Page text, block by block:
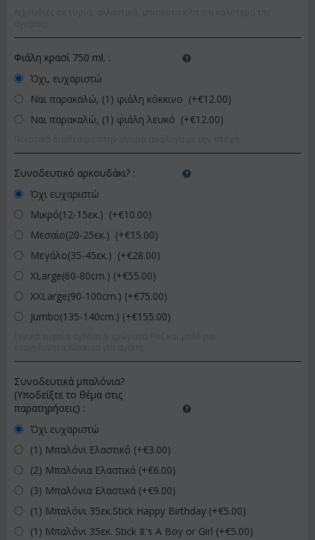
Φιάλη κρασί 750 ml. :
Όχι, ευχαριστώ
Ναι παρακαλώ, (1) φιάλη κόκκινο (+€12.00)
Ναι παρακαλώ, (1) φιάλη λευκό (+€12.00)
Συνοδευτικό αρκουδάκι? :
Όχι ευχαριστώ
Μικρό(12-15εκ.) (+€10.00)
Μεσαίο(20-25εκ.) (+€15.00)
Μεγάλο(35-45εκ.) (+€28.00)
XLarge(60-80cm.) (+€55.00)
XXLarge(90-100cm.) (+€75.00)
Jumbo(135-140cm.) (+€155.00)
Συνοδευτικά μπαλόνια?
(Υποδείξτε το θέμα στις
παρατηρήσεις) :
Όχι ευχαριστώ
(1) Μπαλόνι Ελαστικό (+€3.00)
(2) Μπαλόνια Ελαστικά (+€6.00)
(3) Μπαλόνια Ελαστικά (+€9.00)
(1) Μπαλόνι 35εκ.Stick Happy Birthday (+€5.00)
(1) Μπαλόνι 35εκ. Stick It's A Boy or Girl (+€5.00)